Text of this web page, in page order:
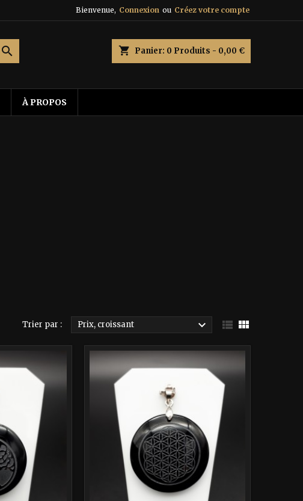
Bienvenue, Connexion ou Créez votre compte
shopping_cart Panier: 0 Produits - 0,00 €

À PROPOS
Trier par : Prix, croissant   